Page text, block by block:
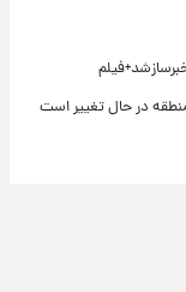
در حال تغییر است